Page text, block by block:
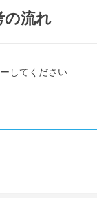
の流れ
してください